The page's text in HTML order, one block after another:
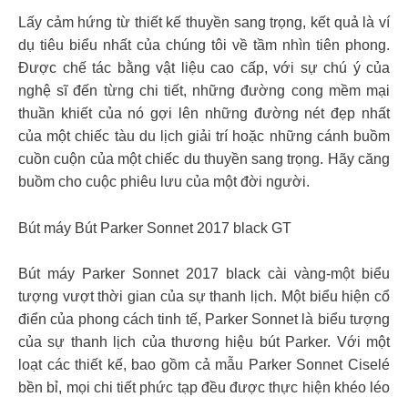
Lấy cảm hứng từ thiết kế thuyền sang trọng, kết quả là ví
dụ tiêu biểu nhất của chúng tôi về tầm nhìn tiên phong.
Được chế tác bằng vật liệu cao cấp, với sự chú ý của
nghệ sĩ đến từng chi tiết, những đường cong mềm mại
thuần khiết của nó gợi lên những đường nét đẹp nhất
của một chiếc tàu du lịch giải trí hoặc những cánh buồm
cuồn cuộn của một chiếc du thuyền sang trọng. Hãy căng
buồm cho cuộc phiêu lưu của một đời người.
Bút máy Bút Parker Sonnet 2017 black GT
Bút máy Parker Sonnet 2017 black cài vàng-một biểu
tượng vượt thời gian của sự thanh lịch. Một biểu hiện cổ
điển của phong cách tinh tế, Parker Sonnet là biểu tượng
của sự thanh lịch của thương hiệu bút Parker. Với một
loạt các thiết kế, bao gồm cả mẫu Parker Sonnet Ciselé
bền bỉ, mọi chi tiết phức tạp đều được thực hiện khéo léo